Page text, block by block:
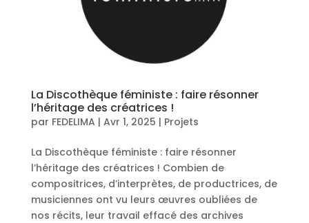
La Discothèque féministe : faire résonner
l’héritage des créatrices !
par FEDELIMA | Avr 1, 2025 | Projets
La Discothèque féministe : faire résonner
l’héritage des créatrices ! Combien de
compositrices, d’interprètes, de productrices, de
musiciennes ont vu leurs œuvres oubliées de
nos récits, leur travail effacé des archives